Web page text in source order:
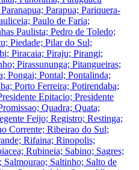
Parapua; Pariquera-
Paulo de Faria;
Paulista; Pedro de Toledo;
Piedade; Pilar do Sul;
Piracaia; Piraju; Pirangi;
Pirassununga; Pitangueiras;
Pongai; Pontal; Pontalinda;
Porto Ferreira; Potirendaba;
Epitacio; Presidente
Quadra; Quata;
Feijo; Registro; Restinga;
Corrente; Ribeirao do Sul;
Rifaina; Rinopolis;
Rubineia; Sabino; Sagres;
Salmourao; Saltinho; Salto de